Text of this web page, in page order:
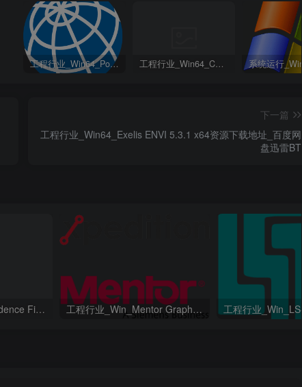
工程行业_Win64_PointWise 18.6 R2 x64资源下载地址_百度网盘迅雷BT 工程行业_Win64_Cadence Fidelity Pointwise 2024.1 x64资源下载地址_百度网盘迅雷BT
下一篇
工程行业_Win64_Exelis ENVI 5.3.1 x64资源下载地址_百度网
盘迅雷BT
工程行业_Win64_Cadence Fidelity Pointwise 2024.1 x64资源下载地址_百度网盘迅雷BT 工程行业_Win_Mentor Graphics Products New Crack资源下载地址_百度网盘迅雷BT